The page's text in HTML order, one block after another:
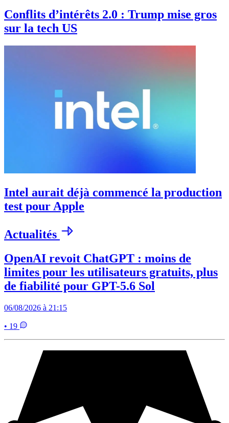
Conflits d’intérêts 2.0 : Trump mise gros
sur la tech US
Intel aurait déjà commencé la production
test pour Apple
Actualités
OpenAI revoit ChatGPT : moins de
limites pour les utilisateurs gratuits, plus
de fiabilité pour GPT-5.6 Sol
06/08/2026 à 21:15
• 19